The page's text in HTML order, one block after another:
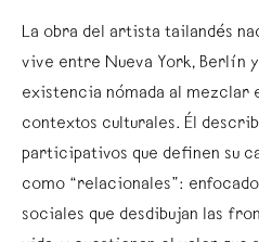
La obra del artista tailandés
vive entre Nueva York, Berlín
existencia nómada al
contextos culturales. Él
participativos que definen su
como “relacionales”:
sociales que desdibujan las